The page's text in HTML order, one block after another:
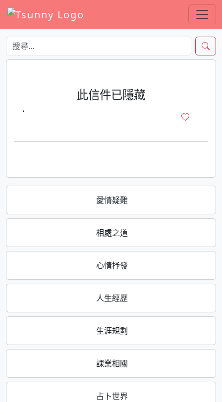
愛情疑難
相處之道
心情抒發
人生經歷
生涯規劃
課業相關
占卜世界
此信件已隱藏
·